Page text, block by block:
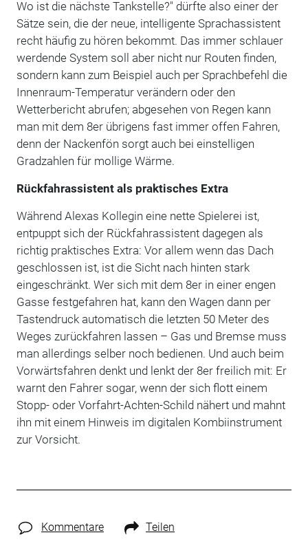
Wo ist die nächste Tankstelle?" dürfte also einer der
Sätze sein, die der neue, intelligente Sprachassistent
recht häufig zu hören bekommt. Das immer schlauer
werdende System soll aber nicht nur Routen finden,
sondern kann zum Beispiel auch per Sprachbefehl die
Innenraum-Temperatur verändern oder den
Wetterbericht abrufen; abgesehen von Regen kann
man mit dem 8er übrigens fast immer offen Fahren,
denn der Nackenfön sorgt auch bei einstelligen
Gradzahlen für mollige Wärme.
Rückfahrassistent als praktisches Extra
Während Alexas Kollegin eine nette Spielerei ist,
entpuppt sich der Rückfahrassistent dagegen als
richtig praktisches Extra: Vor allem wenn das Dach
geschlossen ist, ist die Sicht nach hinten stark
eingeschränkt. Wer sich mit dem 8er in einer engen
Gasse festgefahren hat, kann den Wagen dann per
Tastendruck automatisch die letzten 50 Meter des
Weges zurückfahren lassen – Gas und Bremse muss
man allerdings selber noch bedienen. Und auch beim
Vorwärtsfahren denkt und lenkt der 8er freilich mit: Er
warnt den Fahrer sogar, wenn der sich flott einem
Stopp- oder Vorfahrt-Achten-Schild nähert und mahnt
ihn mit einem Hinweis im digitalen Kombiinstrument
zur Vorsicht.
Kommentare Teilen